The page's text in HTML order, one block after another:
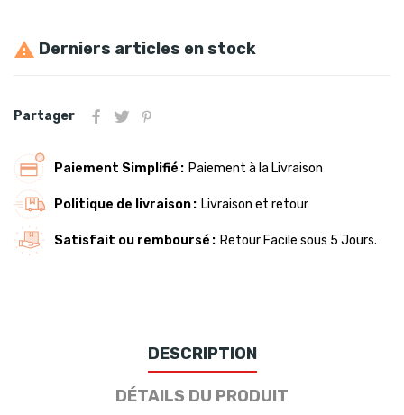
 Derniers articles en stock
Partager
Paiement Simplifié Paiement à la Livraison
Politique de livraison Livraison et retour
Satisfait ou remboursé Retour Facile sous 5 Jours.
DESCRIPTION
DÉTAILS DU PRODUIT